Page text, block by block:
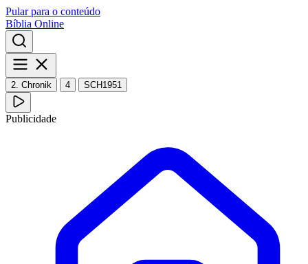
Pular para o conteúdo
Bíblia Online
2. Chronik 4 SCH1951
Publicidade